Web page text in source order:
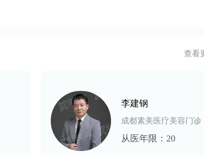
查看
李建钢
成都素美医疗美容门诊
从医年限：20